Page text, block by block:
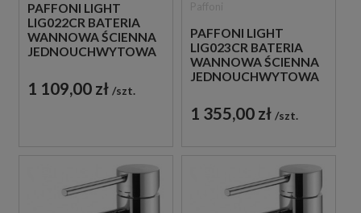
PAFFONI LIGHT
LIG022CR BATERIA
WANNOWA ŚCIENNA
JEDNOUCHWYTOWA
1 109,00 zł szt.
PAFFONI LIGHT
LIG023CR BATERIA
WANNOWA ŚCIENNA
JEDNOUCHWYTOWA
1 355,00 zł szt.